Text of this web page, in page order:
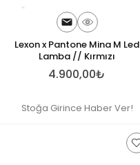
Lexon x Pantone Mina M Led
Lamba // Kırmızı
4.900,00₺
Stoğa Girince Haber Ver!